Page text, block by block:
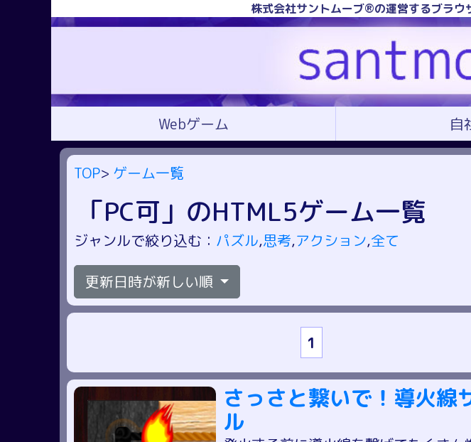
株式会社サントムーブ®の運営するブラウ
Webゲーム 自
TOP> ゲーム一覧
「PC可」のHTML5ゲーム一覧
ジャンルで絞り込む： パズル,思考,アクション,全て
更新日時が新しい順
1
さっさと繋いで！導火線
ル